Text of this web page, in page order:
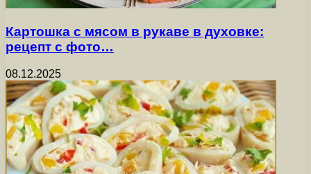
Картошка с мясом в рукаве в духовке:
рецепт с фото…
08.12.2025